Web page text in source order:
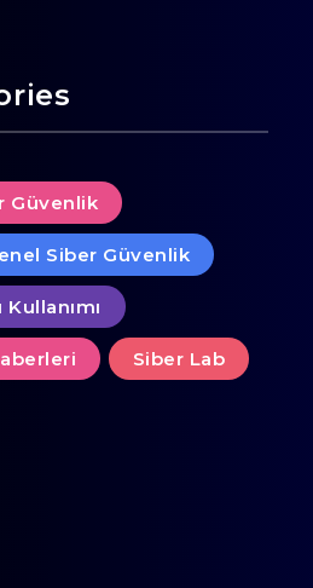
Güvenlik
Siber Güvenlik
Siber Lab